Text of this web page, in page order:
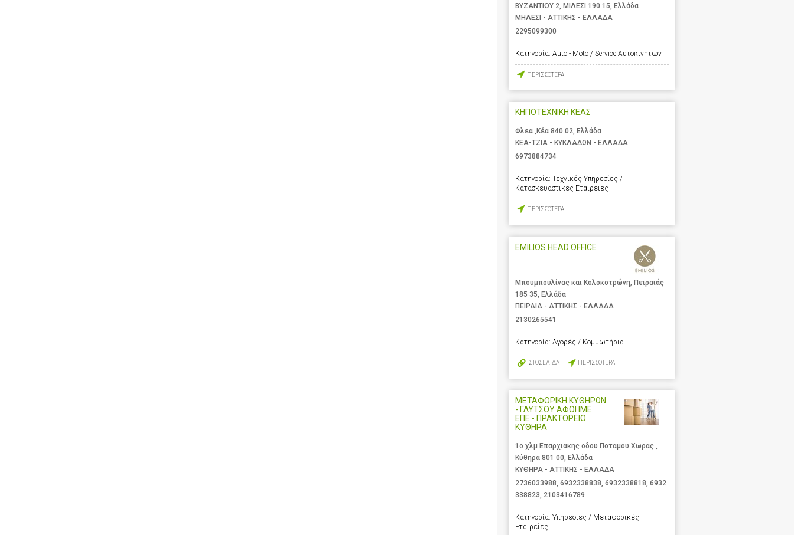
ΒΥΖΑΝΤΙΟΥ 2, ΜΙΛΕΣΙ 190 15, Ελλάδα
ΜΗΛΕΣΙ - ΑΤΤΙΚΗΣ - ΕΛΛΑΔΑ
2295099300
Κατηγορία: Auto - Moto / Service Αυτοκινήτων
ΠΕΡΙΣΣΟΤΕΡΑ
ΚΗΠΟΤΕΧΝΙΚΗ ΚΕΑΣ
Φλεα ,Κέα 840 02, Ελλάδα
ΚΕΑ-ΤΖΙΑ - ΚΥΚΛΑΔΩΝ - ΕΛΛΑΔΑ
6973884734
Κατηγορία: Τεχνικές Υπηρεσίες /
Κατασκευαστικες Εταιρειες
ΠΕΡΙΣΣΟΤΕΡΑ
EMILIOS HEAD OFFICE
Μπουμπουλίνας και Κολοκοτρώνη, Πειραιάς
185 35, Ελλάδα
ΠΕΙΡΑΙΑ - ΑΤΤΙΚΗΣ - ΕΛΛΑΔΑ
2130265541
Κατηγορία: Αγορές / Κομμωτήρια
ΙΣΤΟΣΕΛΙΔΑ ΠΕΡΙΣΣΟΤΕΡΑ
ΜΕΤΑΦΟΡΙΚΗ ΚΥΘΗΡΩΝ
- ΓΛΥΤΣΟΥ ΑΦΟΙ ΙΜΕ
ΕΠΕ - ΠΡΑΚΤΟΡΕΙΟ
ΚΥΘΗΡΑ
1ο χλμ Επαρχιακης οδου Ποταμου Χωρας ,
Κύθηρα 801 00, Ελλάδα
ΚΥΘΗΡΑ - ΑΤΤΙΚΗΣ - ΕΛΛΑΔΑ
2736033988, 6932338838, 6932338818, 6932
338823, 2103416789
Κατηγορία: Υπηρεσίες / Μεταφορικές
Εταιρείες